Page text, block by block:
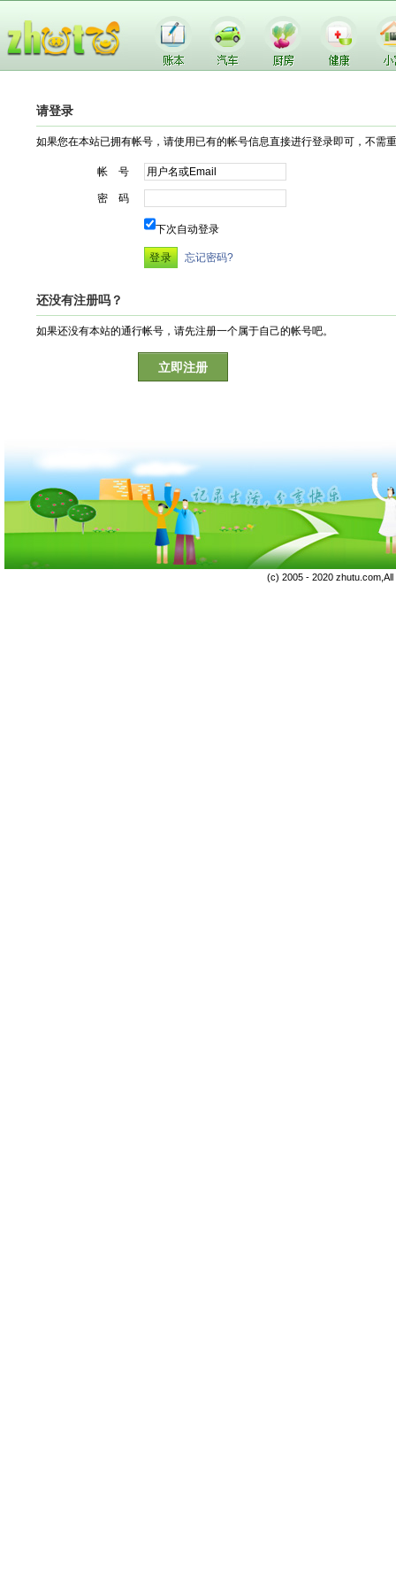
请登录
如果您在本站已拥有帐号，请使用已有的帐号信息直接进行登录即可，不需
帐 号
密 码
下次自动登录
忘记密码?
还没有注册吗？
如果还没有本站的通行帐号，请先注册一个属于自己的帐号吧。
立即注册
(c) 2005 - 2020